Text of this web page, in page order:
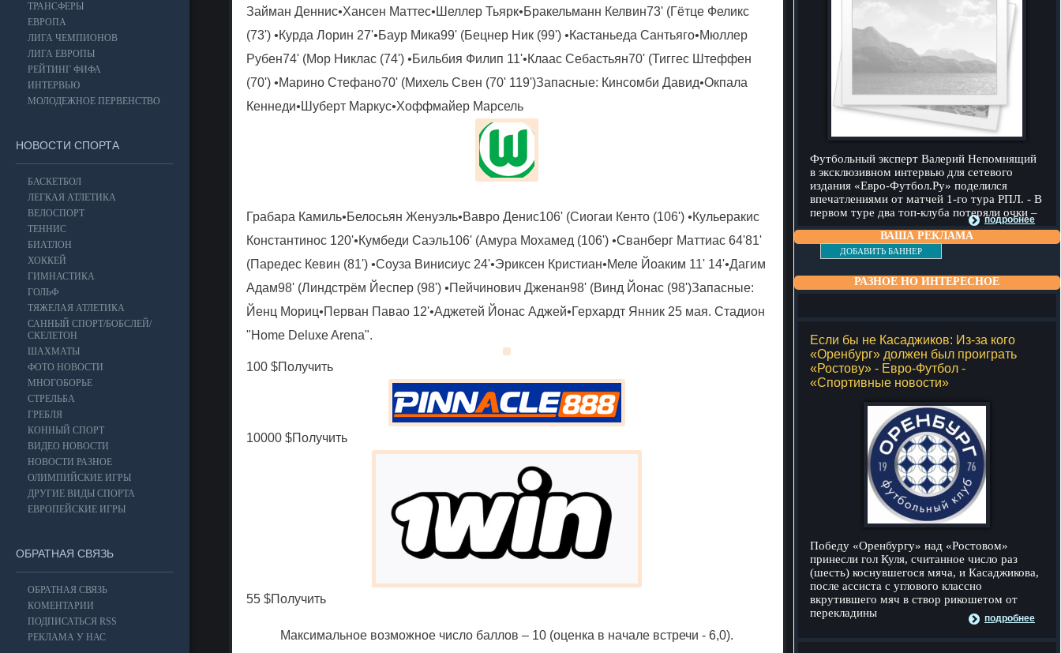
Футбольный эксперт Валерий Непомнящий
в эксклюзивном интервью для сетевого
издания «Евро-Футбол.Ру» поделился
впечатлениями от матчей 1-го тура РПЛ. - В
первом туре два топ-клуба потеряли очки –
подробнее
ВАША РЕКЛАМА
ДОБАВИТЬ БАННЕР
РАЗНОЕ НО ИНТЕРЕСНОЕ
Если бы не Касаджиков: Из-за кого
«Оренбург» должен был проиграть
«Ростову» - Евро-Футбол -
«Спортивные новости»
Победу «Оренбургу» над «Ростовом»
принесли гол Куля, считанное число раз
(шесть) коснувшегося мяча, и Касаджикова,
после ассиста с углового классно
вкрутившего мяч в створ рикошетом от
перекладины
подробнее
Займан Деннис•Хансен Маттес• Шеллер Тьярк•Бракельманн Келвин73' (Гётце Феликс
(73') •Курда Лорин 27'•Баур Мика99' (Бецнер Ник (99') •Кастаньеда Сантьяго•Мюллер
Рубен74' (Мор Никлас (74') •Бильбия Филип 11'•Клаас Себастьян70' (Тиггес Штеффен
(70') •Марино Стефано70' (Михель Свен (70' 119')Запасные: Кинсомби Давид•Окпала
Кеннеди• Шуберт Маркус•Хоффмайер Марсель
Грабара Камиль•Белосьян Женуэль•Вавро Денис106' (Сиогаи Кенто (106') •Кульеракис
Константинос 120'•Кумбеди Саэль106' (Амура Мохамед (106') •Сванберг Маттиас 64'81'
(Паредес Кевин (81') •Соуза Винисиус 24'•Эриксен Кристиан•Меле Йоаким 11' 14'•Дагим
Адам98' (Линдстрём Йеспер (98') •Пейчинович Дженан98' (Винд Йонас (98')Запасные:
Йенц Мориц•Перван Павао 12'•Аджетей Йонас Аджей•Герхардт Янник 25 мая. Стадион
"Home Deluxe Arena".
100 $Получить
10000 $Получить
55 $Получить
Максимальное возможное число баллов – 10 (оценка в начале встречи - 6,0).
ТРАНСФЕРЫ
ЕВРОПА
ЛИГА ЧЕМПИОНОВ
ЛИГА ЕВРОПЫ
РЕЙТИНГ ФИФА
ИНТЕРВЬЮ
МОЛОДЕЖНОЕ ПЕРВЕНСТВО
НОВОСТИ СПОРТА
БАСКЕТБОЛ
ЛЕГКАЯ АТЛЕТИКА
ВЕЛОСПОРТ
ТЕННИС
БИАТЛОН
ХОККЕЙ
ГИМНАСТИКА
ГОЛЬФ
ТЯЖЕЛАЯ АТЛЕТИКА
САННЫЙ СПОРТ/БОБСЛЕЙ/
СКЕЛЕТОН
ШАХМАТЫ
ФОТО НОВОСТИ
МНОГОБОРЬЕ
СТРЕЛЬБА
ГРЕБЛЯ
КОННЫЙ СПОРТ
ВИДЕО НОВОСТИ
НОВОСТИ РАЗНОЕ
ОЛИМПИЙСКИЕ ИГРЫ
ДРУГИЕ ВИДЫ СПОРТА
ЕВРОПЕЙСКИЕ ИГРЫ
ОБРАТНАЯ СВЯЗЬ
ОБРАТНАЯ СВЯЗЬ
КОМЕНТАРИИ
ПОДПИСАТЬСЯ RSS
РЕКЛАМА У НАС